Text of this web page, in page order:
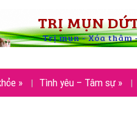
» Tình yêu – Tâm sự »